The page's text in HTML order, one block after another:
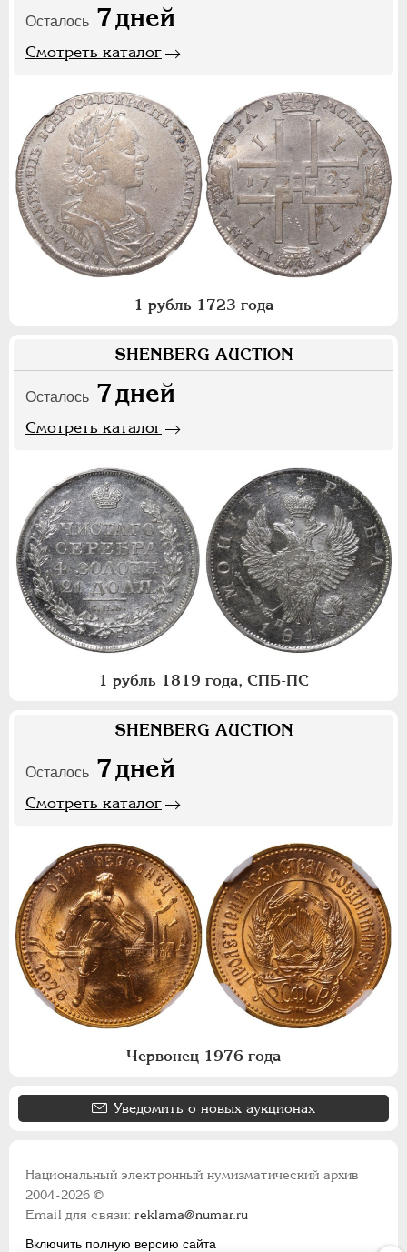
Осталось 7дней
Смотреть каталог
1 рубль 1723 года
SHENBERG AUCTION
Осталось 7дней
Смотреть каталог
1 рубль 1819 года, СПБ-ПС
SHENBERG AUCTION
Осталось 7дней
Смотреть каталог
Червонец 1976 года
Уведомить о новых аукционах
Национальный электронный нумизматический архив
2004-2026 ©
Email для связи:reklama@numar.ru
Включить полную версию сайта